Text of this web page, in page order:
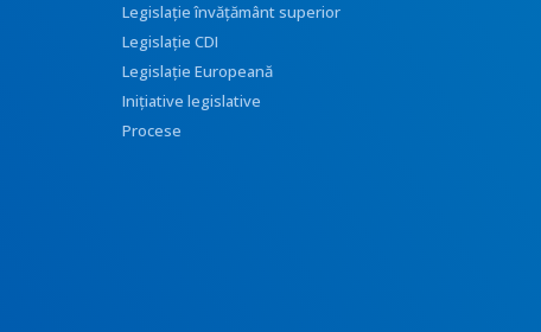
Legislație învățământ superior
Legislație CDI
Legislație Europeană
Inițiative legislative
Procese